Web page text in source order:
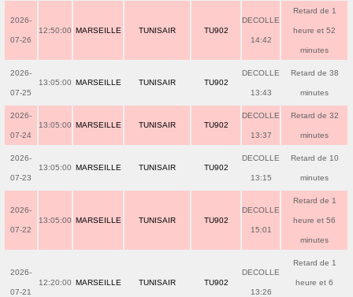
2026-
07-26
12:50:00 MARSEILLE TUNISAIR TU902
DECOLLE
14:42
Retard de 1
heure et 52
minutes
2026-
07-25
13:05:00 MARSEILLE TUNISAIR TU902
DECOLLE
13:43
Retard de 38
minutes
2026-
07-24
13:05:00 MARSEILLE TUNISAIR TU902
DECOLLE
13:37
Retard de 32
minutes
2026-
07-23
13:05:00 MARSEILLE TUNISAIR TU902
DECOLLE
13:15
Retard de 10
minutes
2026-
07-22
13:05:00 MARSEILLE TUNISAIR TU902
DECOLLE
15:01
Retard de 1
heure et 56
minutes
2026-
07-21
12:20:00 MARSEILLE TUNISAIR TU902
DECOLLE
13:26
Retard de 1
heure et 6